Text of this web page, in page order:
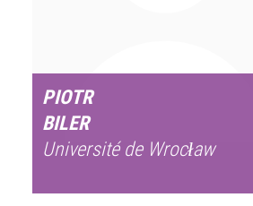
PIOTR
BILER
Université de Wrocław